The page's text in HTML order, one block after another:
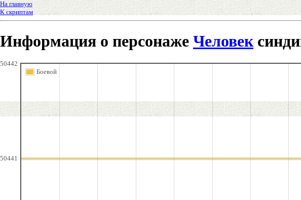
На главную
К скриптам
Информация о персонаже Человек
50441
50442
Боевой